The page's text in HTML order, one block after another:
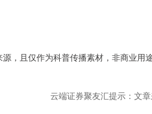
，且仅作为科普传播素材，非商业用
云端证券聚友汇提示：文